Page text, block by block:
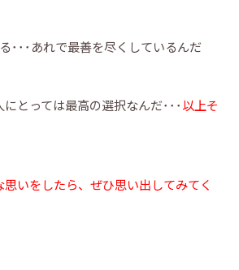
･･･あれで最善を尽くしているんだ
とっては最高の選択なんだ･･･以上そ
いをしたら、ぜひ思い出してみてく